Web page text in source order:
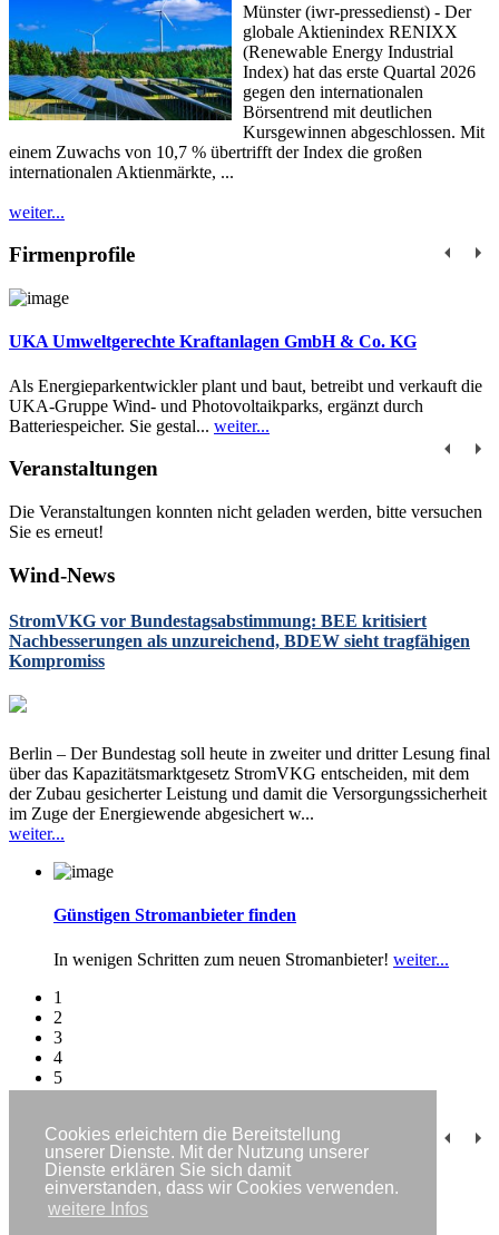
Cookies erleichtern die Bereitstellung
unserer Dienste. Mit der Nutzung unserer
Dienste erklären Sie sich damit
einverstanden, dass wir Cookies verwenden.
weitere Infos
Münster (iwr-pressedienst) - Der
globale Aktienindex RENIXX
(Renewable Energy Industrial
Index) hat das erste Quartal 2026
gegen den internationalen
Börsentrend mit deutlichen
Kursgewinnen abgeschlossen. Mit
einem Zuwachs von 10,7 % übertrifft der Index die großen
internationalen Aktienmärkte, ...
weiter...
Firmenprofile
UKA Umweltgerechte Kraftanlagen GmbH & Co. KG
Als Energieparkentwickler plant und baut, betreibt und verkauft die
UKA-Gruppe Wind- und Photovoltaikparks, ergänzt durch
Batteriespeicher. Sie gestal... weiter...
Veranstaltungen
Die Veranstaltungen konnten nicht geladen werden, bitte versuchen
Sie es erneut!
Wind-News
StromVKG vor Bundestagsabstimmung: BEE kritisiert
Nachbesserungen als unzureichend, BDEW sieht tragfähigen
Kompromiss
Berlin – Der Bundestag soll heute in zweiter und dritter Lesung final
über das Kapazitätsmarktgesetz StromVKG entscheiden, mit dem
der Zubau gesicherter Leistung und damit die Versorgungssicherheit
im Zuge der Energiewende abgesichert w...
weiter...
Günstigen Stromanbieter finden
In wenigen Schritten zum neuen Stromanbieter! weiter...
1
2
3
4
5
Impressum
Datenschutzerklärung
Kontakt
Newsletter